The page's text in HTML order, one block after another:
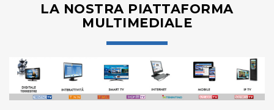
LA NOSTRA PIATTAFORMA
MULTIMEDIALE